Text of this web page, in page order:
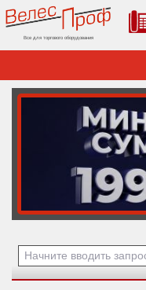
Все для торгового оборудования